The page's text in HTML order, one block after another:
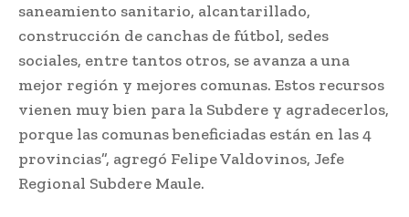
saneamiento sanitario, alcantarillado,
construcción de canchas de fútbol, sedes
sociales, entre tantos otros, se avanza a una
mejor región y mejores comunas. Estos recursos
vienen muy bien para la Subdere y agradecerlos,
porque las comunas beneficiadas están en las 4
provincias”, agregó Felipe Valdovinos, Jefe
Regional Subdere Maule.